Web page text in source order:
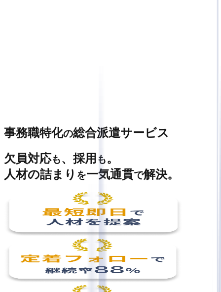
事務職特化の総合派遣サービス
欠員対応も、採用 も。
人材の詰まり を一気通貫で解決。